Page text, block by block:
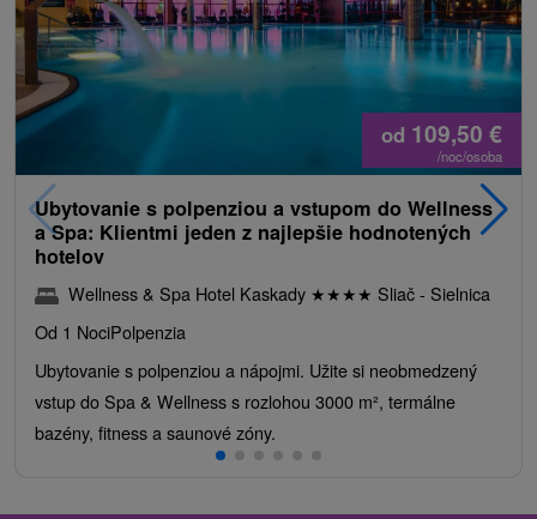
od 109,50 €
/noc/osoba
Ubytovanie s polpenziou a vstupom do Wellness
a Spa: Klientmi jeden z najlepšie hodnotených
hotelov
Wellness & Spa Hotel Kaskady ★★★★ Sliač - Sielnica
Od 1 NociPolpenzia
Ubytovanie s polpenziou a nápojmi. Užite si neobmedzený
vstup do Spa & Wellness s rozlohou 3000 m², termálne
bazény, fitness a saunové zóny.